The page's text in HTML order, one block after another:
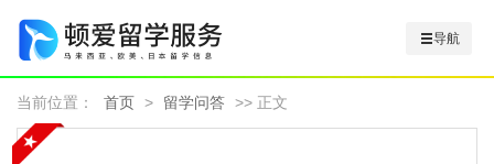
导航
当前位置： 首页 > 留学问答 >> 正文